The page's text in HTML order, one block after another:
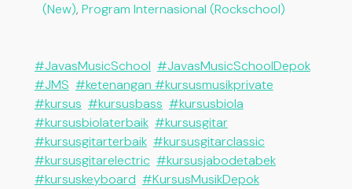
(New), Program Internasional (Rockschool)
#JavasMusicSchool #JavasMusicSchoolDepok
#JMS #ketenangan #kursusmusikprivate
#kursus #kursusbass #kursusbiola
#kursusbiolaterbaik #kursusgitar
#kursusgitarterbaik #kursusgitarclassic
#kursusgitarelectric #kursusjabodetabek
#kursuskeyboard #KursusMusikDepok